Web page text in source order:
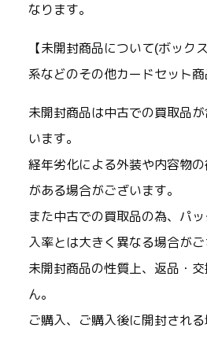
なります。
【未開封商品について(ボック
系などのその他カードセット商
未開封商品は中古での買取品
います。
経年劣化による外装や内容物
がある場合がございます。
また中古での買取品の為、パ
入率とは大きく異なる場合がご
未開封商品の性質上、返品・
ん。
ご購入、ご購入後に開封され